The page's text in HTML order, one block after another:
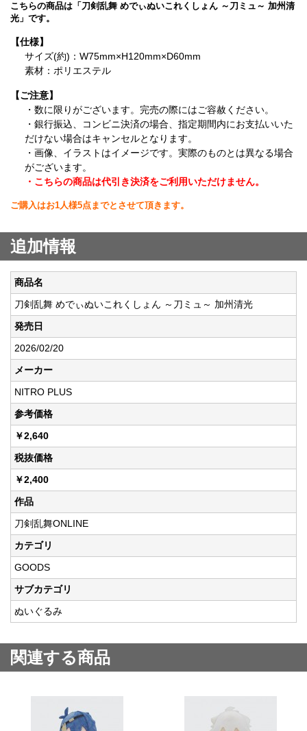
こちらの商品は「刀剣乱舞 めでぃぬいこれくしょん ～刀ミュ～ 加州清
光」です。
【仕様】
サイズ(約)：W75mm×H120mm×D60mm
素材：ポリエステル
【ご注意】
・数に限りがございます。完売の際にはご容赦ください。
・銀行振込、コンビニ決済の場合、指定期間内にお支払いいた
だけない場合はキャンセルとなります。
・画像、イラストはイメージです。実際のものとは異なる場合
がございます。
・こちらの商品は代引き決済をご利用いただけません。
ご購入はお1人様5点までとさせて頂きます。
追加情報
商品名
刀剣乱舞 めでぃぬいこれくしょん ～刀ミュ～ 加州清光
発売日
2026/02/20
メーカー
NITRO PLUS
参考価格
￥2,640
税抜価格
￥2,400
作品
刀剣乱舞ONLINE
カテゴリ
GOODS
サブカテゴリ
ぬいぐるみ
関連する商品